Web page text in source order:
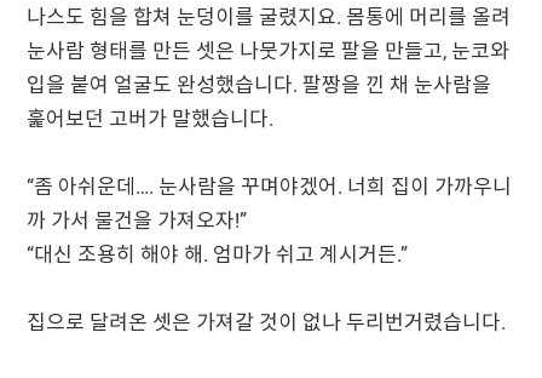
나스도 힘을 합쳐 눈덩이를 굴렸지요. 몸통에 머리를 올려
눈사람 형태를 만든 셋은 나뭇가지로 팔을 만들고, 눈코와
입을 붙여 얼굴도 완성했습니다. 팔짱을 낀 채 눈사람을
훑어보던 고버가 말했습니다.
“좀 아쉬운데…. 눈사람을 꾸며야겠어. 너희 집이 가까우니
까 가서 물건을 가져오자!”
“대신 조용히 해야 해. 엄마가 쉬고 계시거든.”
집으로 달려온 셋은 가져갈 것이 없나 두리번거렸습니다.